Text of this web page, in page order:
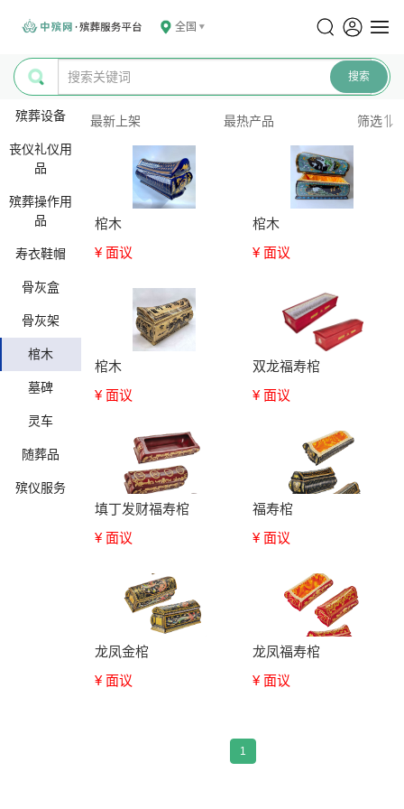
全国
殡葬设备
丧仪礼仪用
品
殡葬操作用
品
寿衣鞋帽
骨灰盒
骨灰架
棺木
墓碑
灵车
随葬品
殡仪服务
最新上架 最热产品 筛选
棺木
¥ 面议
棺木
¥ 面议
棺木
¥ 面议
双龙福寿棺
¥ 面议
填丁发财福寿棺
¥ 面议
福寿棺
¥ 面议
龙凤金棺
¥ 面议
龙凤福寿棺
¥ 面议
1